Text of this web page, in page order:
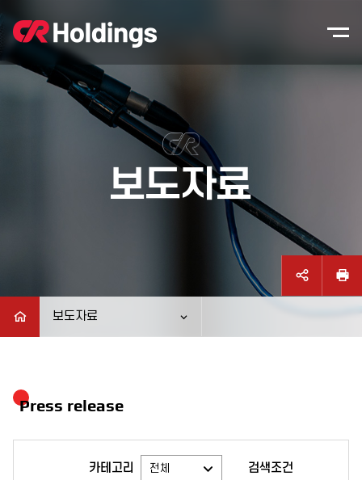
보도자료
보도자료
Press release
카테고리 검색조건